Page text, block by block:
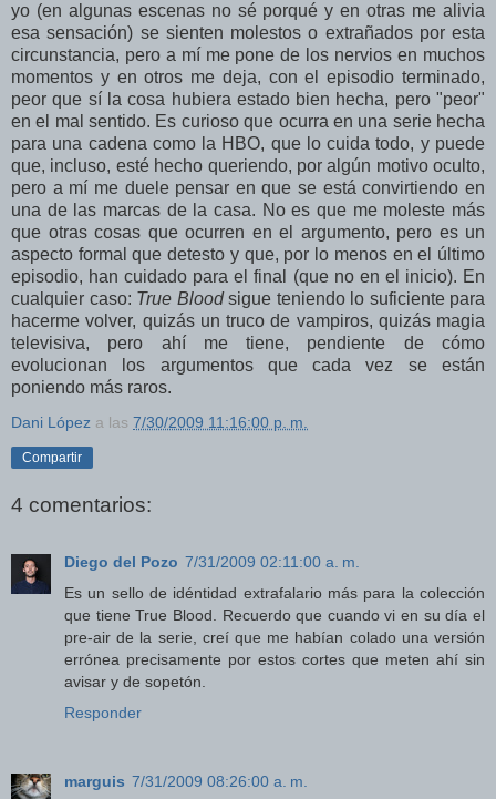
yo (en algunas escenas no sé porqué y en otras me alivia
esa sensación) se sienten molestos o extrañados por esta
circunstancia, pero a mí me pone de los nervios en muchos
momentos y en otros me deja, con el episodio terminado,
peor que sí la cosa hubiera estado bien hecha, pero "peor"
en el mal sentido. Es curioso que ocurra en una serie hecha
para una cadena como la HBO, que lo cuida todo, y puede
que, incluso, esté hecho queriendo, por algún motivo oculto,
pero a mí me duele pensar en que se está convirtiendo en
una de las marcas de la casa. No es que me moleste más
que otras cosas que ocurren en el argumento, pero es un
aspecto formal que detesto y que, por lo menos en el último
episodio, han cuidado para el final (que no en el inicio). En
cualquier caso: True Bloodsigue teniendo lo suficiente para
hacerme volver, quizás un truco de vampiros, quizás magia
televisiva, pero ahí me tiene, pendiente de cómo
evolucionan los argumentos que cada vez se están
poniendo más raros.
Dani López a las 7/30/2009 11:16:00 p. m.
Compartir
4 comentarios:
Diego del Pozo 7/31/2009 02:11:00 a. m.
Es un sello de idéntidad extrafalario más para la colección
que tiene True Blood. Recuerdo que cuando vi en su día el
pre-air de la serie, creí que me habían colado una versión
errónea precisamente por estos cortes que meten ahí sin
avisar y de sopetón.
Responder
marguis 7/31/2009 08:26:00 a. m.